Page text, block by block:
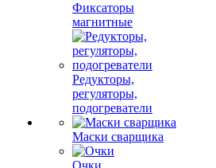
Фиксаторы
магнитные
Редукторы,
регуляторы,
подогреватели
Маски сварщика
Очки